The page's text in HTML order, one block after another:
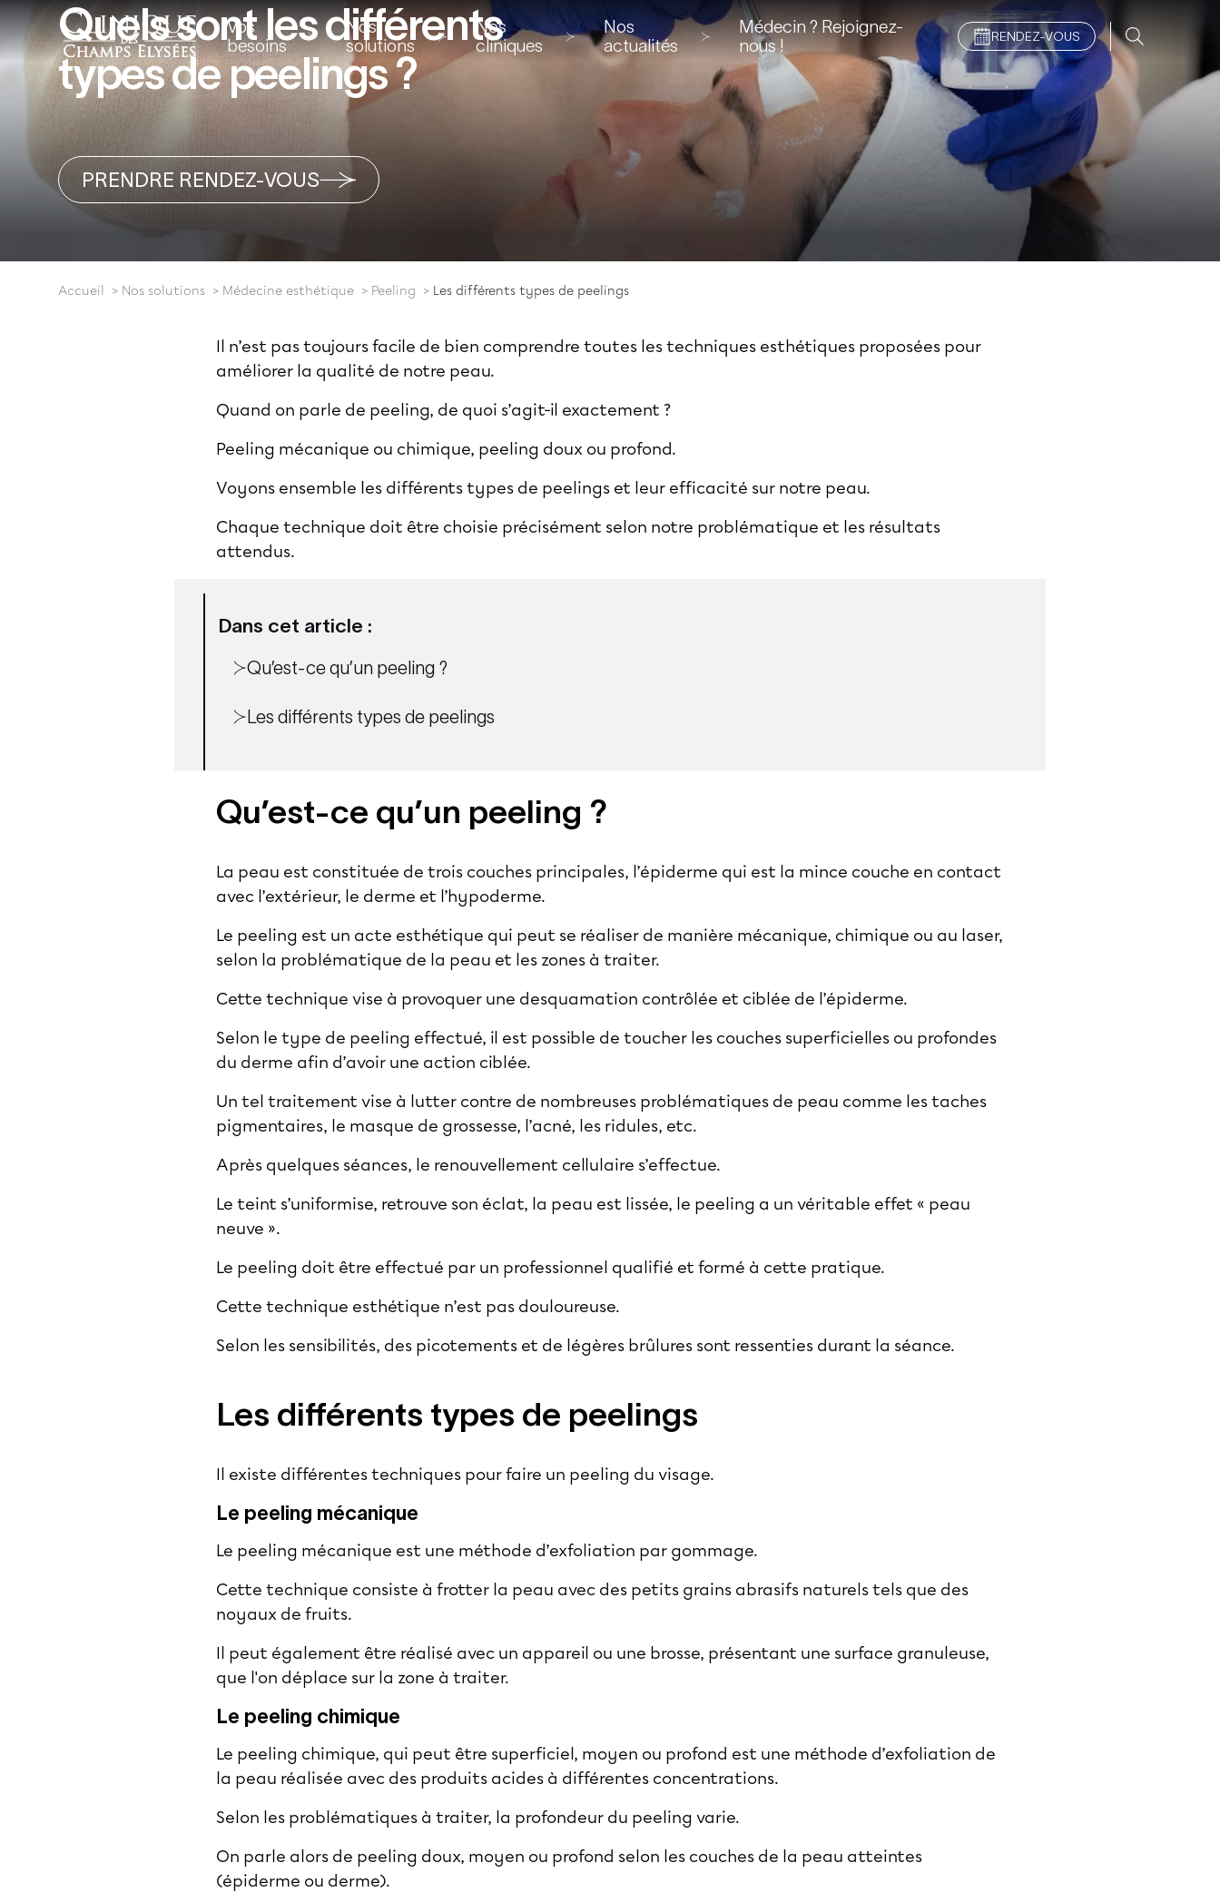
Vos
besoins
Nos
solutions
Nos
cliniques
Nos
actualités
Médecin ? Rejoignez-
nous !
RENDEZ-VOUS
Quels sont les différents
types de peelings ?
PRENDRE RENDEZ-VOUS
Accueil Nos solutions Médecine esthétique Peeling Les différents types de peelings
Dans cet article :
Qu’est-ce qu’un peeling ?
Les différents types de peelings
Il n’est pas toujours facile de bien comprendre toutes les techniques esthétiques proposées pour
améliorer la qualité de notre peau.
Quand on parle de peeling, de quoi s’agit-il exactement ?
Peeling mécanique ou chimique, peeling doux ou profond.
Voyons ensemble les différents types de peelings et leur efficacité sur notre peau.
Chaque technique doit être choisie précisément selon notre problématique et les résultats
attendus.
Qu’est-ce qu’un peeling ?
La peau est constituée de trois couches principales, l’épiderme qui est la mince couche en contact
avec l’extérieur, le derme et l’hypoderme.
Le peeling est un acte esthétique qui peut se réaliser de manière mécanique, chimique ou au laser,
selon la problématique de la peau et les zones à traiter.
Cette technique vise à provoquer une desquamation contrôlée et ciblée de l’épiderme.
Selon le type de peeling effectué, il est possible de toucher les couches superficielles ou profondes
du derme afin d’avoir une action ciblée.
Un tel traitement vise à lutter contre de nombreuses problématiques de peau comme les taches
pigmentaires, le masque de grossesse, l’acné, les ridules, etc.
Après quelques séances, le renouvellement cellulaire s’effectue.
Le teint s’uniformise, retrouve son éclat, la peau est lissée, le peeling a un véritable effet « peau
neuve ».
Le peeling doit être effectué par un professionnel qualifié et formé à cette pratique.
Cette technique esthétique n’est pas douloureuse.
Selon les sensibilités, des picotements et de légères brûlures sont ressenties durant la séance.
Les différents types de peelings
Il existe différentes techniques pour faire un peeling du visage.
Le peeling mécanique
Le peeling mécanique est une méthode d’exfoliation par gommage.
Cette technique consiste à frotter la peau avec des petits grains abrasifs naturels tels que des
noyaux de fruits.
Il peut également être réalisé avec un appareil ou une brosse, présentant une surface granuleuse,
que l'on déplace sur la zone à traiter.
Le peeling chimique
Le peeling chimique, qui peut être superficiel, moyen ou profond est une méthode d’exfoliation de
la peau réalisée avec des produits acides à différentes concentrations.
Selon les problématiques à traiter, la profondeur du peeling varie.
On parle alors de peeling doux, moyen ou profond selon les couches de la peau atteintes
(épiderme ou derme).